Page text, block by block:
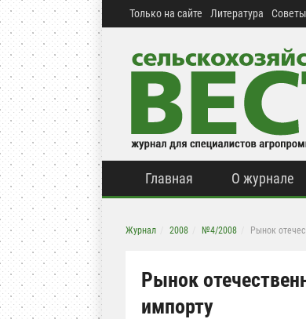
Только на сайте Литература
Главная О журнале
Журнал 2008 №4/2008 Рынок
Рынок
импорту